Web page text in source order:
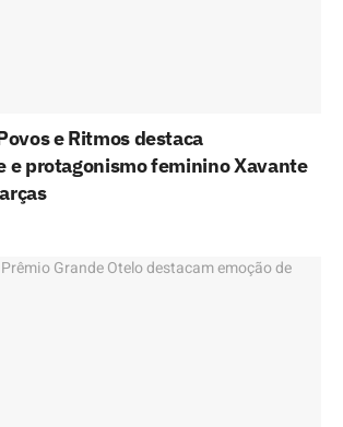
e Ritmos destaca
e protagonismo feminino Xavante